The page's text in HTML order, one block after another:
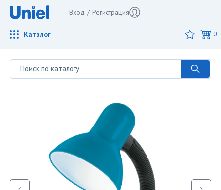
Вход / Регистрация
Каталог 0